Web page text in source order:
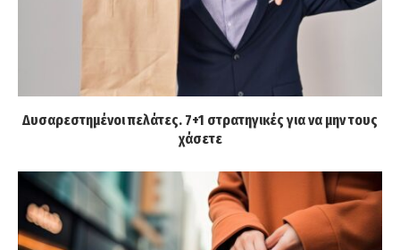
Δυσαρεστημένοι πελάτες. 7+1 στρατηγικές για να μην τους
χάσετε